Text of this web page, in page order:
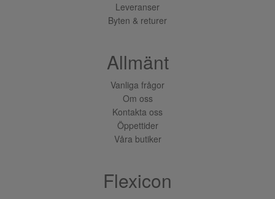
Leveranser
Byten & returer
Allmänt
Vanliga frågor
Om oss
Kontakta oss
Öppettider
Våra butiker
Flexicon